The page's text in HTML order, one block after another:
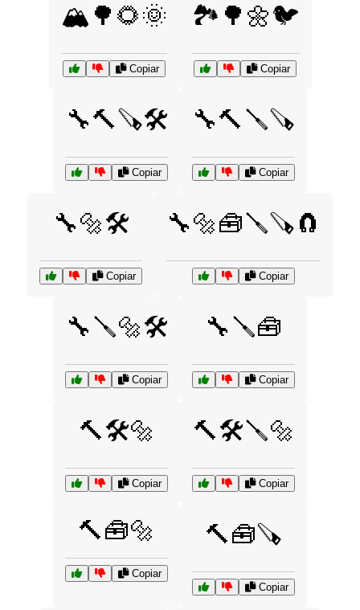
🏔️🌳🌻🌞
Copiar
🏞️🌳🌼🐦
Copiar
🔧🔨🪚🛠️
Copiar
🔧🔨🪛🪚
Copiar
🔧🔩🛠️
Copiar
🔧🔩🧰🪛🪚🧲
Copiar
🔧🪛🔩🛠️
Copiar
🔧🪛🧰
Copiar
🔨🛠️🔩
Copiar
🔨🛠️🪛🔩
Copiar
🔨🧰🔩
Copiar
🔨🧰🪚
Copiar